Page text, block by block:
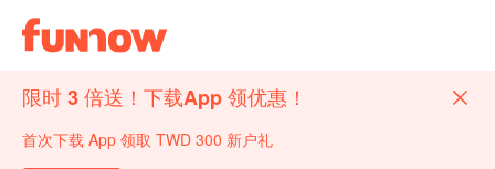
限时 3 倍送！下载App 领优惠！
首次下载 App 领取 TWD 300 新户礼